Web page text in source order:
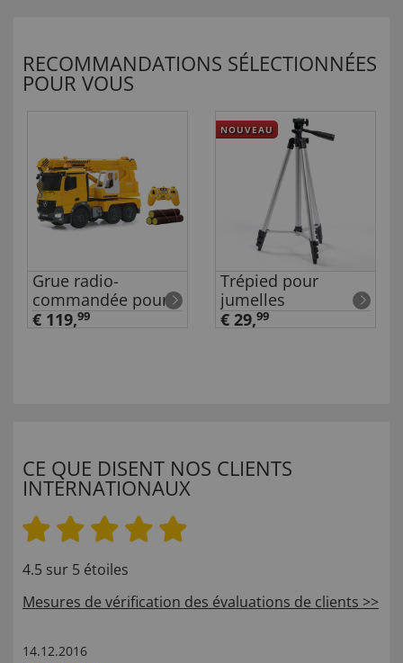
RECOMMANDATIONS SÉLECTIONNÉES
POUR VOUS
Grue radio-
commandée pour
charges lourdes
€ 119,99
NOUVEAU
Trépied pour
jumelles
€ 29,99
CE QUE DISENT NOS CLIENTS
INTERNATIONAUX
4.5 sur 5 étoiles
Mesures de vérification des évaluations de clients >>
14.12.2016